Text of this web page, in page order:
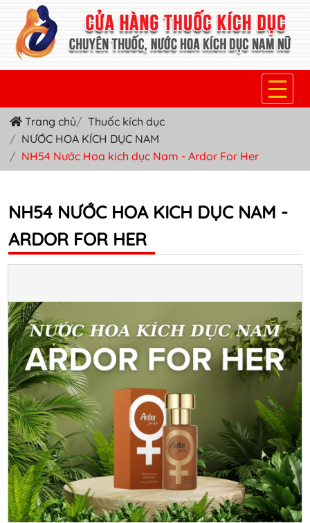
TRANG CHỦ
THUỐC KÍCH DỤC NỮ
THUỐC VIÊN KÍCH DỤC NAM
SẢN PHẨM KHÁC
Trang chủ
Thuốc kích dục
NƯỚC HOA KÍCH DỤC NAM
NH54 Nước Hoa kich dục Nam - Ardor For Her
NH54 NƯỚC HOA KICH DỤC NAM -
ARDOR FOR HER